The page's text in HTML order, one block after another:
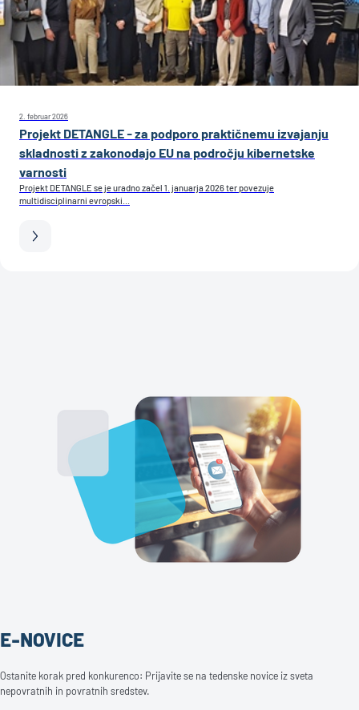
2. februar 2026
Projekt DETANGLE - za podporo praktičnemu izvajanju
skladnosti z zakonodajo EU na področju kibernetske
varnosti
Projekt DETANGLE se je uradno začel 1. januarja 2026 ter povezuje
multidisciplinarni evropski...
E-NOVICE
Ostanite korak pred konkurenco: Prijavite se na tedenske novice iz sveta
nepovratnih in povratnih sredstev.